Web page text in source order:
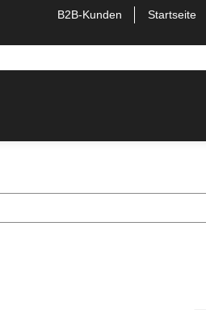
B2B-Kunden Startseite